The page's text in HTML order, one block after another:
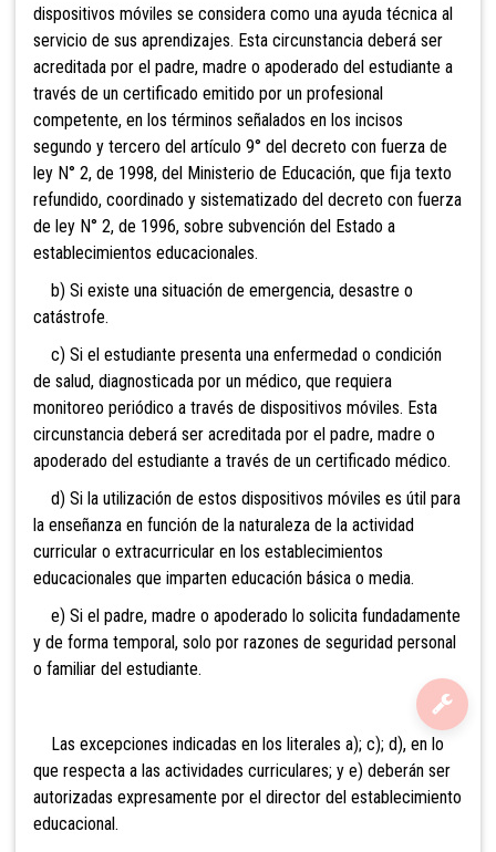
dispositivos móviles se considera como una ayuda técnica al
servicio de sus aprendizajes. Esta circunstancia deberá ser
acreditada por el padre, madre o apoderado del estudiante a
través de un certificado emitido por un profesional
competente, en los términos señalados en los incisos
segundo y tercero del artículo 9° del decreto con fuerza de
ley N° 2, de 1998, del Ministerio de Educación, que fija texto
refundido, coordinado y sistematizado del decreto con fuerza
de ley N° 2, de 1996, sobre subvención del Estado a
establecimientos educacionales.
b) Si existe una situación de emergencia, desastre o
catástrofe.
c) Si el estudiante presenta una enfermedad o condición
de salud, diagnosticada por un médico, que requiera
monitoreo periódico a través de dispositivos móviles. Esta
circunstancia deberá ser acreditada por el padre, madre o
apoderado del estudiante a través de un certificado médico.
d) Si la utilización de estos dispositivos móviles es útil para
la enseñanza en función de la naturaleza de la actividad
curricular o extracurricular en los establecimientos
educacionales que imparten educación básica o media.
e) Si el padre, madre o apoderado lo solicita fundadamente
y de forma temporal, solo por razones de seguridad personal
o familiar del estudiante.
Las excepciones indicadas en los literales a); c); d), en lo
que respecta a las actividades curriculares; y e) deberán ser
autorizadas expresamente por el director del establecimiento
educacional.